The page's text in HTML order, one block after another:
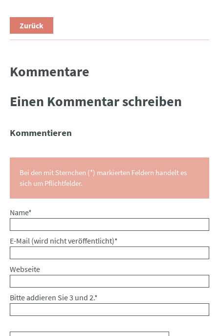
Zurück
Kommentare
Einen Kommentar schreiben
Kommentieren
Bei den mit Sternchen (*) markierten Feldern handelt es
sich um Pflichtfelder.
Pflichtfeld
Name*
Pflichtfeld
E-Mail (wird nicht veröffentlicht)*
Webseite
Bitte addieren Sie 3 und 2.*